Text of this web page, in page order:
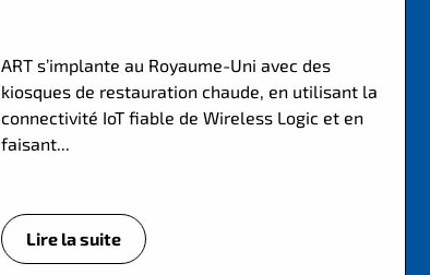
ART s’implante au Royaume-Uni avec des
kiosques de restauration chaude, en utilisant la
connectivité IoT fiable de Wireless Logic et en
faisant...
Lire la suite